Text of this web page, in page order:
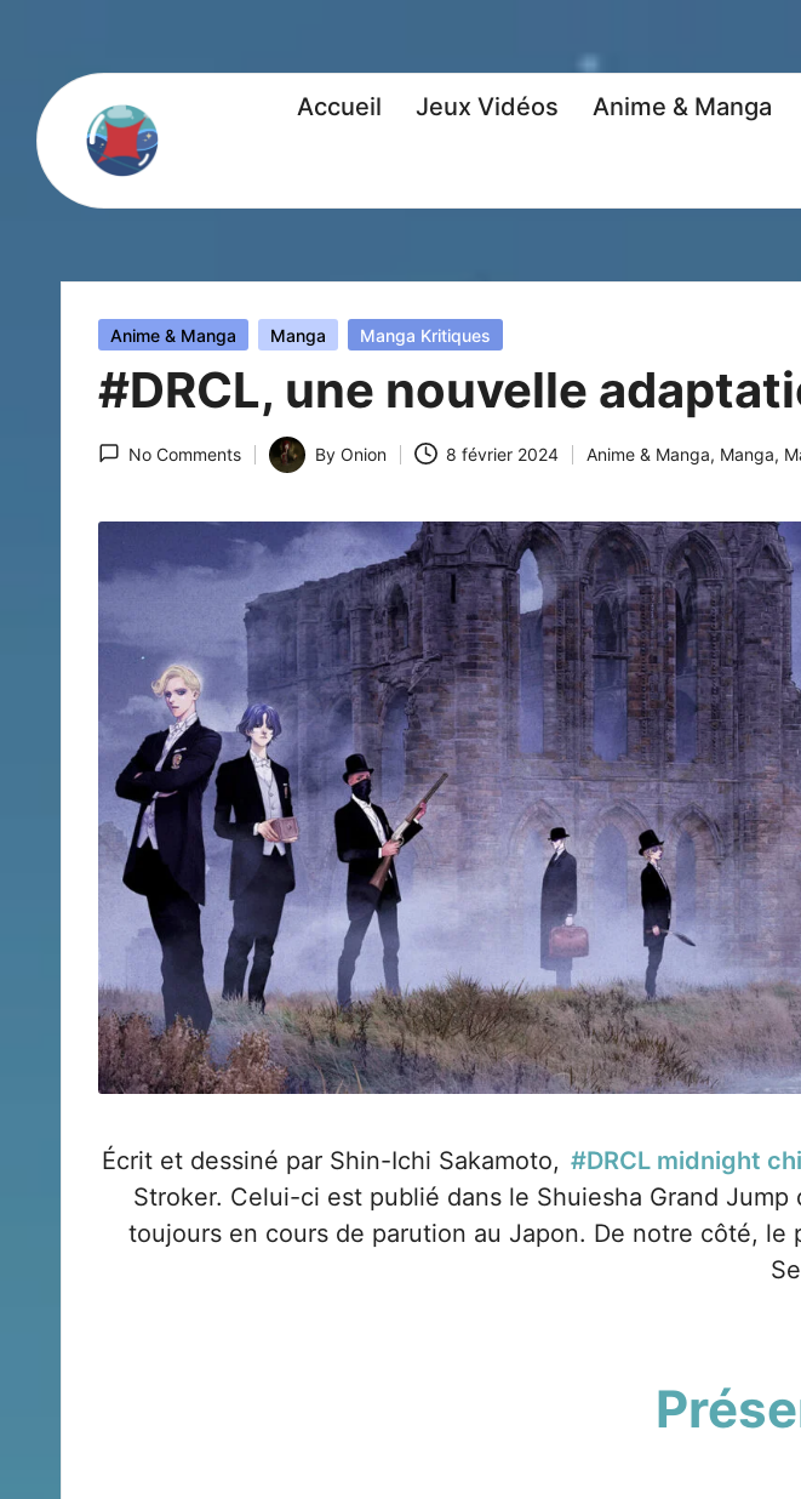
Accueil Jeux Vidéos Anime & Manga
Posted
Anime & Manga Manga Manga Kritiques
#DRCL, une nouvelle
No Comments
Posted
ByOnion 8 février 2024
Posted
Anime & Manga, Manga,
Écrit et dessiné par Shin-Ichi Sakamoto, #DRCL midnight
Stroker. Celui-ci est publié dans le Shuiesha Grand Jump
toujours en cours de parution au Japon. De notre côté, le